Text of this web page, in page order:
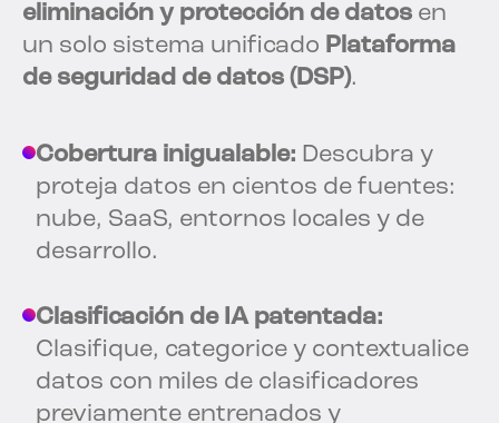
eliminación y protección de datos en
un solo sistema unificado Plataforma
de seguridad de datos (DSP).
Cobertura inigualable: Descubra y
proteja datos en cientos de fuentes:
nube, SaaS, entornos locales y de
desarrollo.
Clasificación de IA patentada:
Clasifique, categorice y contextualice
datos con miles de clasificadores
previamente entrenados y